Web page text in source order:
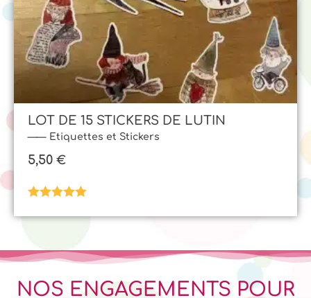
Etiquettes et Stickers
LOT DE 15 STICKERS DE LUTIN
5,50 €
sur 5
NOS ENGAGEMENTS POUR